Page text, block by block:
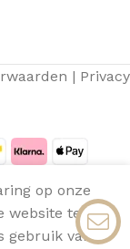
| Privacy
op onze
website te
gebruik van